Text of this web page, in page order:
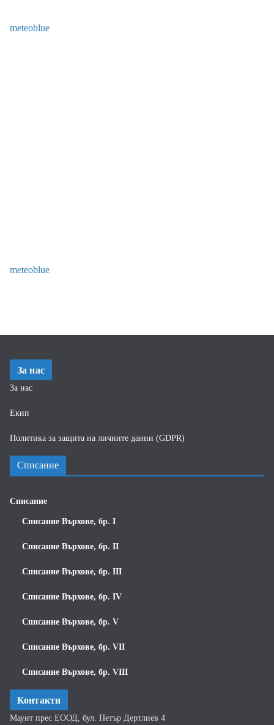
meteoblue
meteoblue
За нас
За нас
Екип
Политика за защита на личните данни (GDPR)
Списание
Списание
Списание Върхове, бр. I
Списание Върхове, бр. II
Списание Върхове, бр. III
Списание Върхове, бр. IV
Списание Върхове, бр. V
Списание Върхове, бр. VII
Списание Върхове, бр. VIII
Контакти
Маунт прес ЕООД, бул. Петър Дертлиев 4